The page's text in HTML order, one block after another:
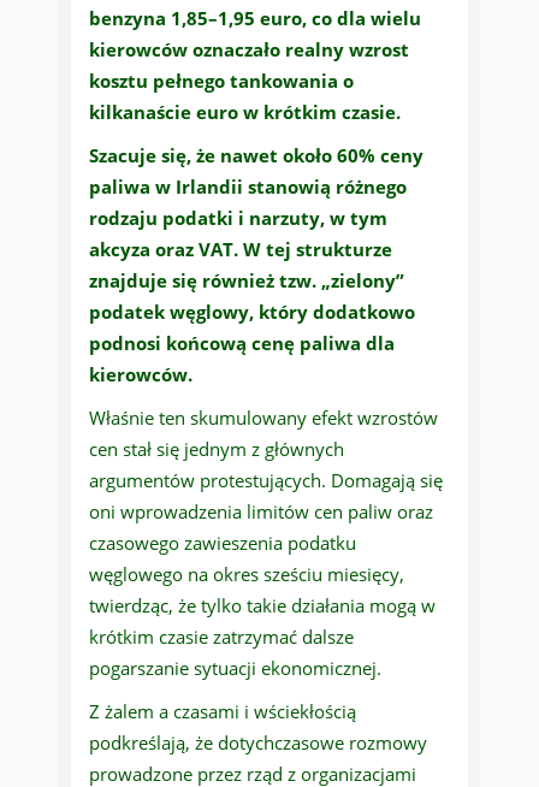
benzyna 1,85–1,95 euro, co dla wielu
kierowców oznaczało realny wzrost
kosztu pełnego tankowania o
kilkanaście euro w krótkim czasie.
Szacuje się, że nawet około 60% ceny
paliwa w Irlandii stanowią różnego
rodzaju podatki i narzuty, w tym
akcyza oraz VAT. W tej strukturze
znajduje się również tzw. „zielony”
podatek węglowy, który dodatkowo
podnosi końcową cenę paliwa dla
kierowców.
Właśnie ten skumulowany efekt wzrostów
cen stał się jednym z głównych
argumentów protestujących. Domagają się
oni wprowadzenia limitów cen paliw oraz
czasowego zawieszenia podatku
węglowego na okres sześciu miesięcy,
twierdząc, że tylko takie działania mogą w
krótkim czasie zatrzymać dalsze
pogarszanie sytuacji ekonomicznej.
Z żalem a czasami i wściekłością
podkreślają, że dotychczasowe rozmowy
prowadzone przez rząd z organizacjami